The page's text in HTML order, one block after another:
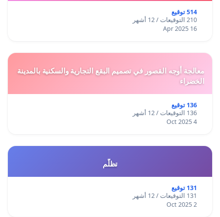
514 توقيع
210 التوقيعات / 12 أشهر
16 Apr 2025
معالجة أوجه القصور في تصميم البقع التجارية والسكنية بالمدينة
الخضراء
136 توقيع
136 التوقيعات / 12 أشهر
4 Oct 2025
تظلّم
131 توقيع
131 التوقيعات / 12 أشهر
2 Oct 2025